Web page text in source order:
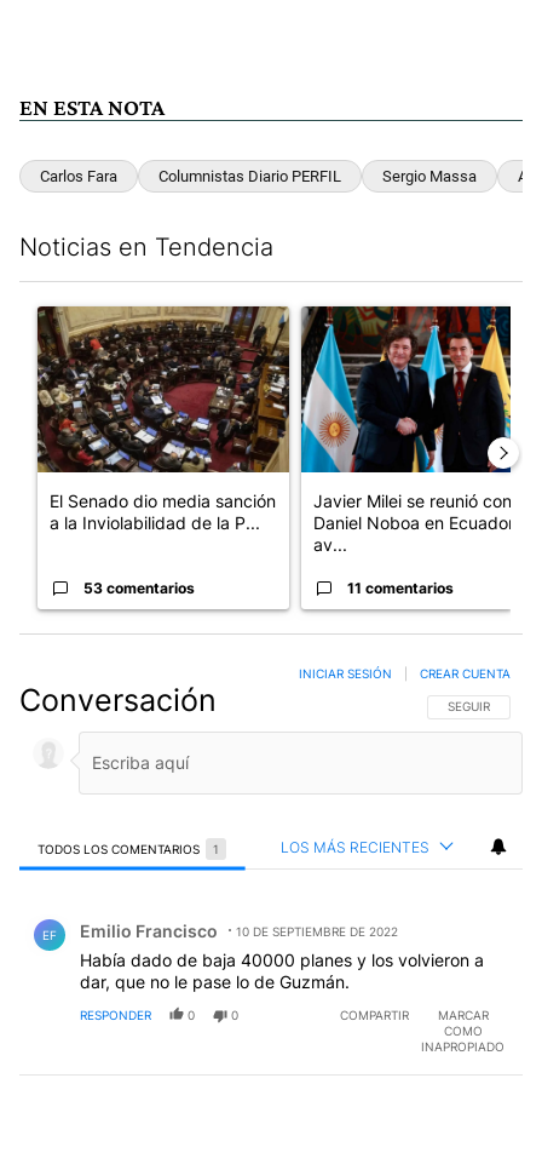
EN ESTA NOTA
Carlos Fara Columnistas Diario PERFIL Sergio Massa
Noticias en Tendencia
Un artículo de tendencia con el título "El Senado dio media
El Senado dio media sanción
a la Inviolabilidad de la P...
53 comentarios
Un artículo de tendencia con
Javier Milei se reunió con
Daniel Noboa en Ecuador y
av...
11 comentarios
Conversación SIGA ESTA
SEGUIR
INICIAR SESIÓN CREAR CUENTA
TODOS LOS COMENTARIOS 1 LOS MÁS RECIENTES
EF Emilio Francisco 10 DE SEPTIEMBRE DE 2022
Había dado de baja 40000 planes y los volvieron a
dar, que no le pase lo de Guzmán.
RESPONDER 0 0 COMPARTIR
MARCAR
COMO
INAPROPIADO